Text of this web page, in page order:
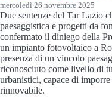
mercoledì 26 novembre 2025
Due sentenze del Tar Lazio
paesaggistica e progetti da
confermato il diniego della
un impianto fotovoltaico a
presenza di un vincolo
riconosciuto come livello di
urbanistici, capace di
rinnovabile.